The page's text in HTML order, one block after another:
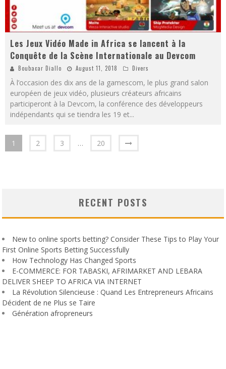
Les Jeux Vidéo Made in Africa se lancent à la
Conquête de la Scène Internationale au Devcom
Boubacar Diallo August 11, 2018 Divers
À l’occasion des dix ans de la gamescom, le plus grand salon
européen de jeux vidéo, plusieurs créateurs africains
participeront à la Devcom, la conférence des développeurs
indépendants qui se tiendra les 19 et...
1 2 3 … 20
RECENT POSTS
New to online sports betting? Consider These Tips to Play Your
First Online Sports Betting Successfully
How Technology Has Changed Sports
E-COMMERCE: FOR TABASKI, AFRIMARKET AND LEBARA
DELIVER SHEEP TO AFRICA VIA INTERNET
La Révolution Silencieuse : Quand Les Entrepreneurs Africains
Décident de ne Plus se Taire
Génération afropreneurs